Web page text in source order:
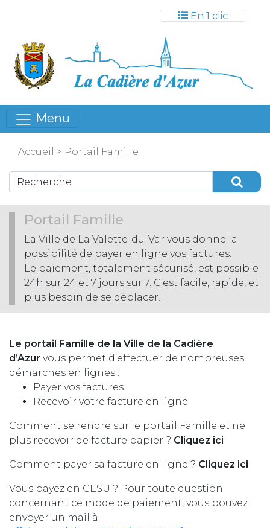
En 1 clic
Menu
Accueil > Portail Famille
Portail Famille
La Ville de La Valette-du-Var vous donne la
possibilité de payer en ligne vos factures.
Le paiement, totalement sécurisé, est possible
24h sur 24 et 7 jours sur 7. C'est facile, rapide, et
plus besoin de se déplacer.
Le portail Famille de la Ville de la Cadière
d’Azur vous permet d’effectuer de nombreuses
démarches en lignes :
Payer vos factures
Recevoir votre facture en ligne
Comment se rendre sur le portail Famille et ne
plus recevoir de facture papier ? Cliquez ici
Comment payer sa facture en ligne ? Cliquez ici
Vous payez en CESU ? Pour toute question
concernant ce mode de paiement, vous pouvez
envoyer un mail à